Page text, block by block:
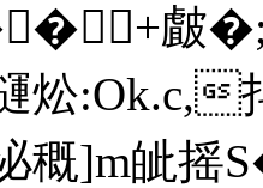
+皻
:Ok.c,
]m皉